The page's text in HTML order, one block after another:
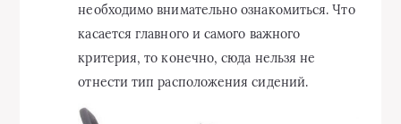
необходимо внимательно ознакомиться. Что
касается главного и самого важного
критерия, то конечно, сюда нельзя не
отнести тип расположения сидений.